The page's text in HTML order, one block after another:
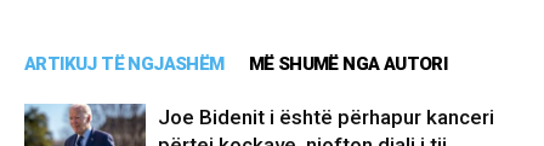
ARTIKUJ TË NGJASHËM MË SHUMË NGA AUTORI
Joe Bidenit i është përhapur kanceri